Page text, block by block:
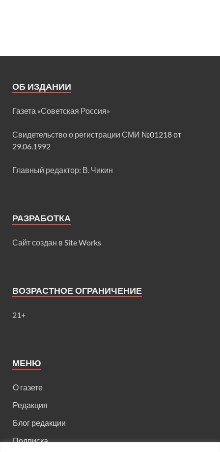
ОБ ИЗДАНИИ
Газета «Советская Россия»
Свидетельство о регистрации СМИ №01218 от
29.06.1992
Главный редактор: В. Чикин
РАЗРАБОТКА
Сайт создан в Site Works
ВОЗРАСТНОЕ ОГРАНИЧЕНИЕ
21+
МЕНЮ
О газете
Редакция
Блог редакции
Подписка